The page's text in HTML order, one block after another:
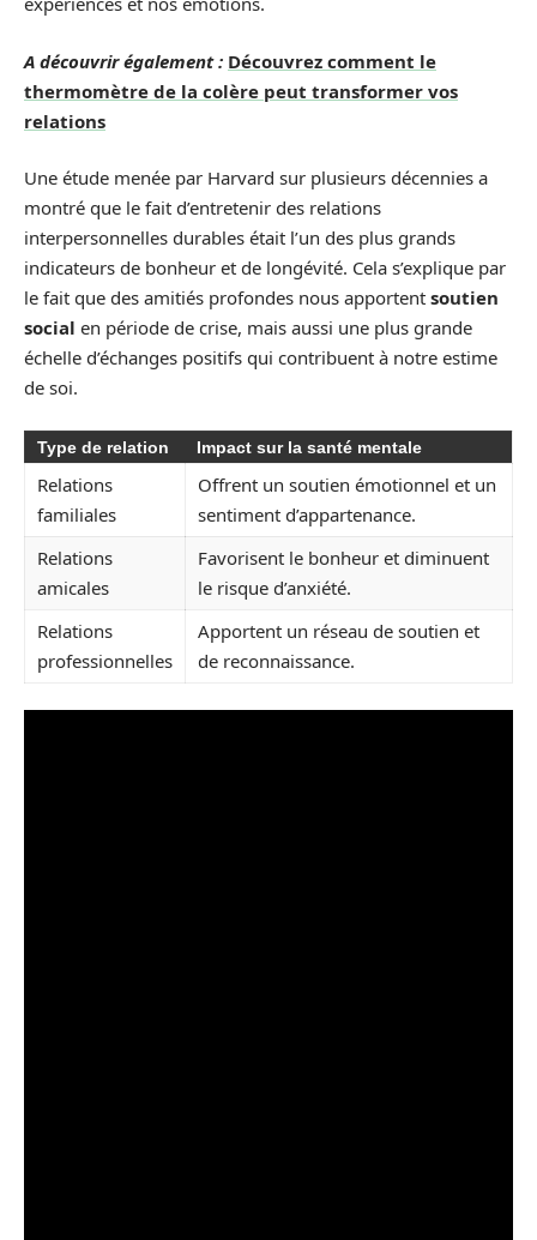
A découvrir également : Découvrez comment le
thermomètre de la colère peut transformer vos
relations
Une étude menée par Harvard sur plusieurs décennies a
montré que le fait d’entretenir des relations
interpersonnelles durables était l’un des plus grands
indicateurs de bonheur et de longévité. Cela s’explique par
le fait que des amitiés profondes nous apportent soutien
social en période de crise, mais aussi une plus grande
échelle d’échanges positifs qui contribuent à notre estime
de soi.
Type de relation Impact sur la santé mentale
Relations
familiales
Offrent un soutien émotionnel et un
sentiment d’appartenance.
Relations
amicales
Favorisent le bonheur et diminuent
le risque d’anxiété.
Relations
professionnelles
Apportent un réseau de soutien et
de reconnaissance.